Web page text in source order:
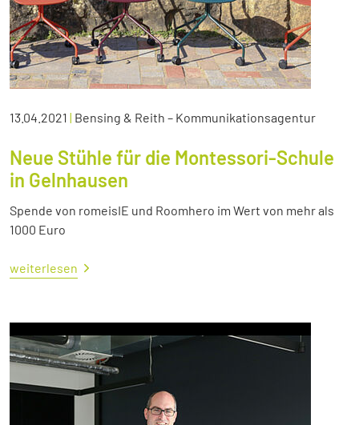
13.04.2021 | Bensing & Reith – Kommunikationsagentur
Neue Stühle für die Montessori-Schule
in Gelnhausen
Spende von romeisIE und Roomhero im Wert von mehr als
1000 Euro
weiterlesen